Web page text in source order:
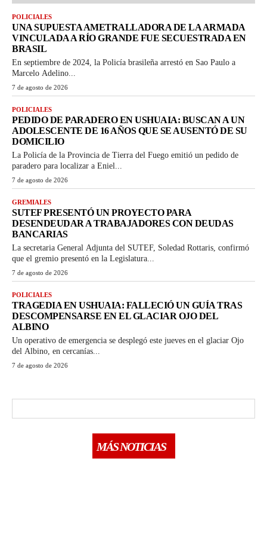
POLICIALES
UNA SUPUESTA AMETRALLADORA DE LA ARMADA
VINCULADA A RÍO GRANDE FUE SECUESTRADA EN
BRASIL
En septiembre de 2024, la Policía brasileña arrestó en Sao Paulo a
Marcelo Adelino...
7 de agosto de 2026
POLICIALES
PEDIDO DE PARADERO EN USHUAIA: BUSCAN A UN
ADOLESCENTE DE 16 AÑOS QUE SE AUSENTÓ DE SU
DOMICILIO
La Policía de la Provincia de Tierra del Fuego emitió un pedido de
paradero para localizar a Eniel...
7 de agosto de 2026
GREMIALES
SUTEF PRESENTÓ UN PROYECTO PARA
DESENDEUDAR A TRABAJADORES CON DEUDAS
BANCARIAS
La secretaria General Adjunta del SUTEF, Soledad Rottaris, confirmó
que el gremio presentó en la Legislatura...
7 de agosto de 2026
POLICIALES
TRAGEDIA EN USHUAIA: FALLECIÓ UN GUÍA TRAS
DESCOMPENSARSE EN EL GLACIAR OJO DEL
ALBINO
Un operativo de emergencia se desplegó este jueves en el glaciar Ojo
del Albino, en cercanías...
7 de agosto de 2026
MÁS NOTICIAS